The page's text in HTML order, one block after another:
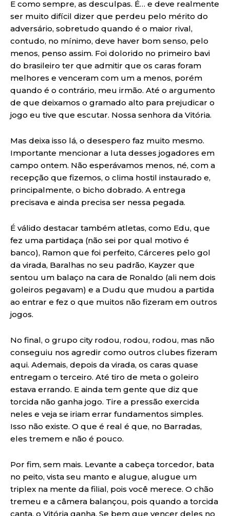
E como sempre, as desculpas. É… e deve realmente
ser muito difícil dizer que perdeu pelo mérito do
adversário, sobretudo quando é o maior rival,
contudo, no mínimo, deve haver bom senso, pelo
menos, penso assim. Foi dolorido no primeiro bavi
do brasileiro ter que admitir que os caras foram
melhores e venceram com um a menos, porém
quando é o contrário, meu irmão. Até o argumento
de que deixamos o gramado alto para prejudicar o
jogo eu tive que escutar. Nossa senhora da Vitória.
Mas deixa isso lá, o desespero faz muito mesmo.
Importante mencionar a luta desses jogadores em
campo ontem. Não esperávamos menos, né, com a
recepção que fizemos, o clima hostil instaurado e,
principalmente, o bicho dobrado. A entrega
precisava e ainda precisa ser nessa pegada.
É válido destacar também atletas, como Edu, que
fez uma partidaça (não sei por qual motivo é
banco), Ramon que foi perfeito, Cárceres pelo gol
da virada, Baralhas no seu padrão, Kayzer que
sentou um balaço na cara de Ronaldo (ali nem dois
goleiros pegavam) e a Dudu que mudou a partida
ao entrar e fez o que muitos não fizeram em outros
jogos.
No final, o grupo city rodou, rodou, rodou, mas não
conseguiu nos agredir como outros clubes fizeram
aqui. Ademais, depois da virada, os caras quase
entregam o terceiro. Até tiro de meta o goleiro
estava errando. E ainda tem gente que diz que
torcida não ganha jogo. Tire a pressão exercida
neles e veja se iriam errar fundamentos simples.
Isso não existe. O que é real é que, no Barradas,
eles tremem e não é pouco.
Por fim, sem mais. Levante a cabeça torcedor, bata
no peito, vista seu manto e alugue, alugue um
triplex na mente da filial, pois você merece. O chão
tremeu e a câmera balançou, pois quando a torcida
canta, o Vitória ganha. Se bem que vencer deles no